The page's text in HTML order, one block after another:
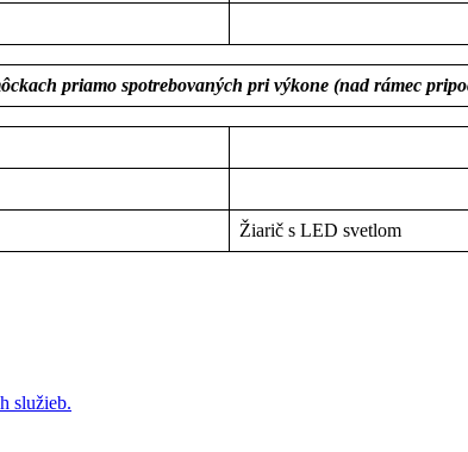
priamo spotrebovaných pri výkone (nad rámec
Žiarič s LED svetlom
služieb.